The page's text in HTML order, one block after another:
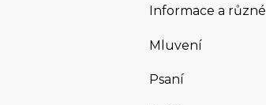
Informace a různé
Mluvení
Psaní